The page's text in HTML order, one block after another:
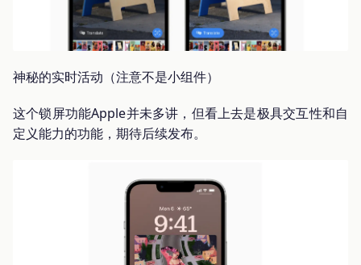
神秘的实时活动（注意不是小组件）
这个锁屏功能Apple并未多讲，但看上去是极具交互性和自
定义能力的功能，期待后续发布。